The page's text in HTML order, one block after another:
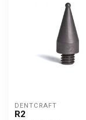
DENTCRAFT
R2